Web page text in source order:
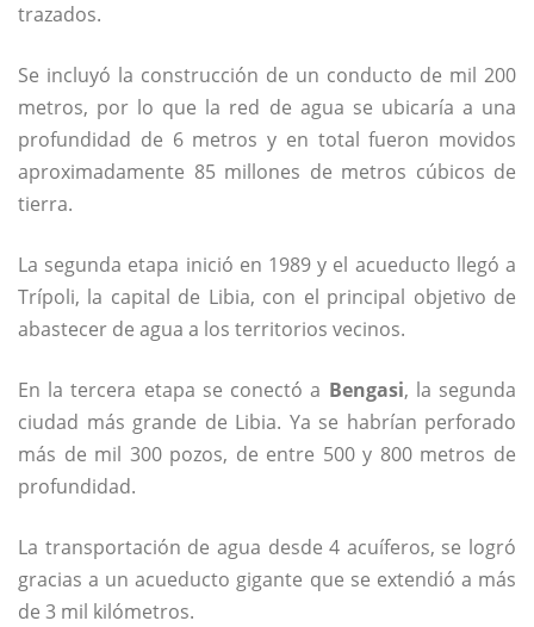
trazados.
Se incluyó la construcción de un conducto de mil 200
metros, por lo que la red de agua se ubicaría a una
profundidad de 6 metros y en total fueron movidos
aproximadamente 85 millones de metros cúbicos de
tierra.
La segunda etapa inició en 1989 y el acueducto llegó a
Trípoli, la capital de Libia, con el principal objetivo de
abastecer de agua a los territorios vecinos.
En la tercera etapa se conectó a Bengasi, la segunda
ciudad más grande de Libia. Ya se habrían perforado
más de mil 300 pozos, de entre 500 y 800 metros de
profundidad.
La transportación de agua desde 4 acuíferos, se logró
gracias a un acueducto gigante que se extendió a más
de 3 mil kilómetros.